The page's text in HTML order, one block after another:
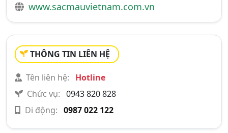
www.sacmauvietnam.com.vn
THÔNG TIN LIÊN HỆ
Tên liên hệ:
Hotline
Chức vụ: 0943 820 828
Di động: 0987 022 122